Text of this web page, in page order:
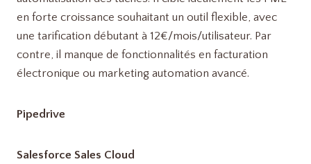
en forte croissance souhaitant un outil flexible, avec
une tarification débutant à 12€/mois/utilisateur. Par
contre, il manque de fonctionnalités en facturation
électronique ou marketing automation avancé.
Pipedrive
Salesforce Sales Cloud